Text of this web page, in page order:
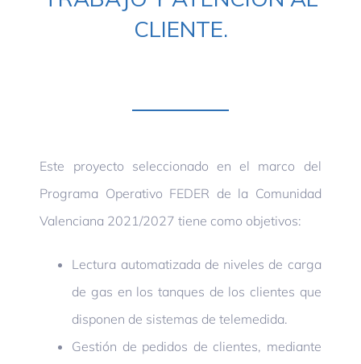
CLIENTE.
Este proyecto seleccionado en el marco del
Programa Operativo FEDER de la Comunidad
Valenciana 2021/2027 tiene como objetivos:
Lectura automatizada de niveles de carga
de gas en los tanques de los clientes que
disponen de sistemas de telemedida.
Gestión de pedidos de clientes, mediante